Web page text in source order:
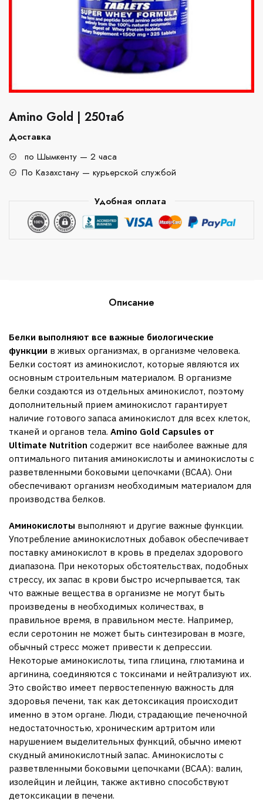
Amino Gold | 250таб
Доставка
по Шымкенту — 2 часа
По Казахстану — курьерской службой
Удобная оплата
Описание
Белки выполняют все важные биологические
функции в живых организмах, в организме человека.
Белки состоят из аминокислот, которые являются их
основным строительным материалом. В организме
белки создаются из отдельных аминокислот, поэтому
дополнительный прием аминокислот гарантирует
наличие готового запаса аминокислот для всех клеток,
тканей и органов тела. Amino Gold Capsules от
Ultimate Nutrition содержит все наиболее важные для
оптимального питания аминокислоты и аминокислоты с
разветвленными боковыми цепочками (BCAA). Они
обеспечивают организм необходимым материалом для
производства белков.
Аминокислоты выполняют и другие важные функции.
Употребление аминокислотных добавок обеспечивает
поставку аминокислот в кровь в пределах здорового
диапазона. При некоторых обстоятельствах, подобных
стрессу, их запас в крови быстро исчерпывается, так
что важные вещества в организме не могут быть
произведены в необходимых количествах, в
правильное время, в правильном месте. Например,
если серотонин не может быть синтезирован в мозге,
обычный стресс может привести к депрессии.
Некоторые аминокислоты, типа глицина, глютамина и
аргинина, соединяются с токсинами и нейтрализуют их.
Это свойство имеет первостепенную важность для
здоровья печени, так как детоксикация происходит
именно в этом органе. Люди, страдающие печеночной
недостаточностью, хроническим артритом или
нарушением выделительных функций, обычно имеют
скудный аминокислотный запас. Аминокислоты c
разветвленными боковыми цепочками (BCAA): валин,
изолейцин и лейцин, также активно способствуют
детоксикации в печени.